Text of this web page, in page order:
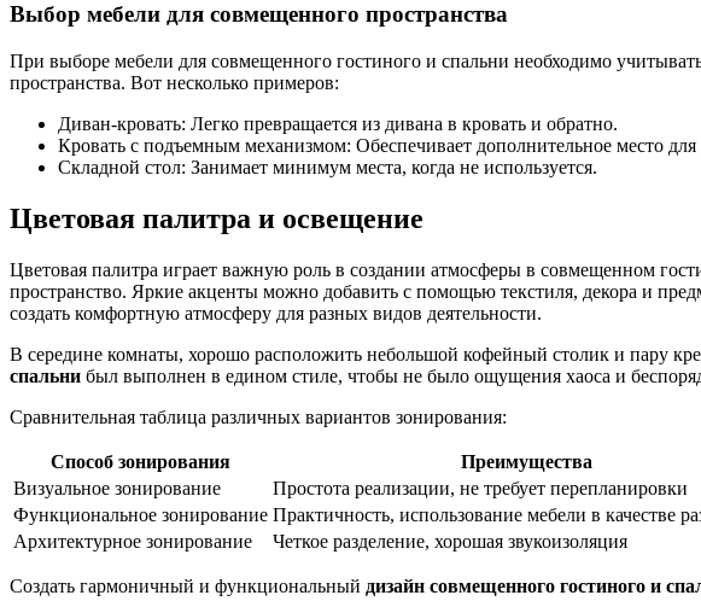
Выбор мебели для совмещенного пространства
При выборе мебели для совмещенного гостиного и спальни необходимо
пространства. Вот несколько примеров:
Диван-кровать: Легко превращается из дивана в кровать и обратно.
Кровать с подъемным механизмом: Обеспечивает дополнительное место
Складной стол: Занимает минимум места, когда не используется.
Цветовая палитра и освещение
Цветовая палитра играет важную роль в создании атмосферы в совмещенном
пространство. Яркие акценты можно добавить с помощью текстиля, декора и
создать комфортную атмосферу для разных видов деятельности.
В середине комнаты, хорошо расположить небольшой кофейный столик и пару
спальни был выполнен в едином стиле, чтобы не было ощущения хаоса и
Сравнительная таблица различных вариантов зонирования:
Способ зонирования Преимущества
Визуальное зонирование
Простота реализации, не требует перепланировки
Функциональное зонирование Практичность, использование мебели в качестве
Архитектурное зонирование
Четкое разделение, хорошая звукоизоляция
Создать гармоничный и функциональный дизайн совмещенного гостиного и